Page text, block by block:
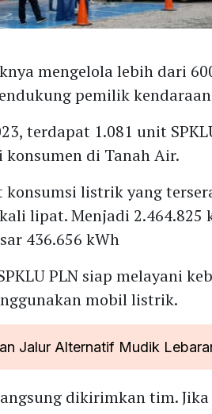
mengelola lebih dari
pemilik
terdapat 1.081 unit
konsumen di Tanah Air.
listrik yang
lipat. Menjadi
436.656 kWh
PLN siap melayani
mobil listrik.
Jalur Alternatif Mudik
dikirimkan tim.